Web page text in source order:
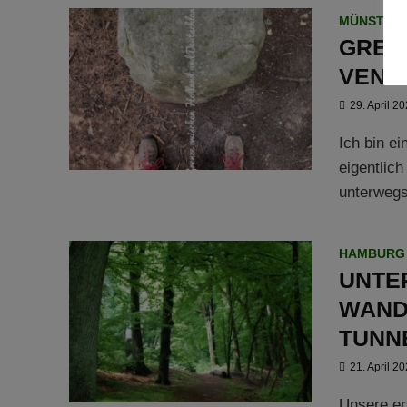
VENN
29. April
Ich bin
HAMBURG
21. April